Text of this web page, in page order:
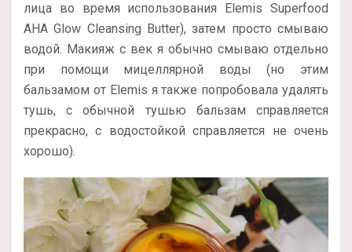
лица во время использования Elemis Superfood
AHA Glow Cleansing Butter), затем просто смываю
водой. Макияж с век я обычно смываю отдельно
при помощи мицеллярной воды (но этим
бальзамом от Elemis я также попробовала удалять
тушь, с обычной тушью бальзам справляется
прекрасно, с водостойкой справляется не очень
хорошо).